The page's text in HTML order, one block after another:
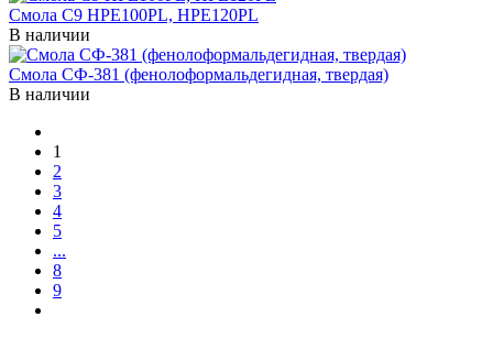
Смола C9 HPE100PL, HPE120PL
В наличии
Смола CФ-381 (фенолоформальдегидная, твердая)
В наличии
1
2
3
4
5
...
8
9